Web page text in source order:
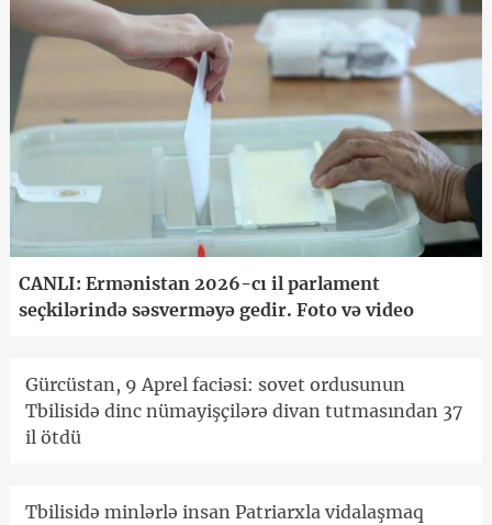
CANLI: Ermənistan 2026-cı il parlament
seçkilərində səsverməyə gedir. Foto və video
Gürcüstan, 9 Aprel faciəsi: sovet ordusunun
Tbilisidə dinc nümayişçilərə divan tutmasından 37
il ötdü
Tbilisidə minlərlə insan Patriarxla vidalaşmaq